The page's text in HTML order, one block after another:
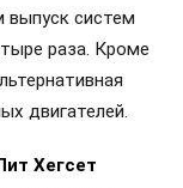
выпуск систем
раза. Кроме
двигателей.
Хегсет